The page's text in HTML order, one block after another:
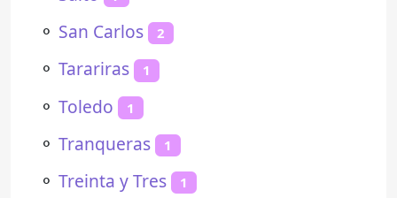
⚬ San Carlos 2
⚬ Tarariras 1
⚬ Toledo 1
⚬ Tranqueras 1
⚬ Treinta y Tres 1